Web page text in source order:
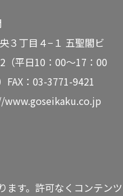
３丁目４−１ 五聖閣ビ
日10：00～17：00
FAX：03-3771-9421
ます。許可なくコンテンツ